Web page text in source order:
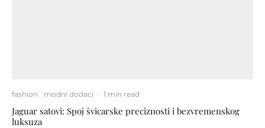
fashion modni dodaci · 1 min read
Jaguar satovi: Spoj švicarske preciznosti i bezvremenskog
luksuza